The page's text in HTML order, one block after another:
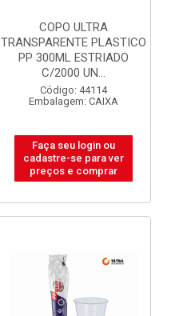
COPO ULTRA
TRANSPARENTE PLASTICO
PP 300ML ESTRIADO
C/2000 UN...
Código: 44114
Embalagem: CAIXA
Faça seu login ou
cadastre-se para ver
preços e comprar